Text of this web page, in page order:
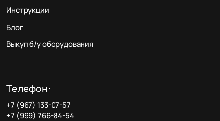
Инструкции
Блог
Выкуп б/у оборудования
Телефон:
+7 (967) 133-07-57
+7 (999) 766-84-54